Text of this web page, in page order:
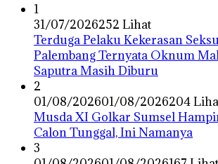
1
31/07/2026252 Lihat
Terduga Pelaku Kekerasan
Palembang Ternyata Oknum
Saputra Masih Diburu
2
01/08/202601/08/2026204
Musda XI Golkar Sumsel
Calon Tunggal, Ini Namanya
3